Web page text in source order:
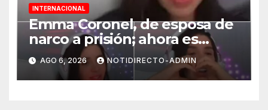
INTERNACIONAL
Emma Coronel, de esposa de
narco a prisión; ahora es
tiktoker
AGO 6, 2026 NOTIDIRECTO-ADMIN